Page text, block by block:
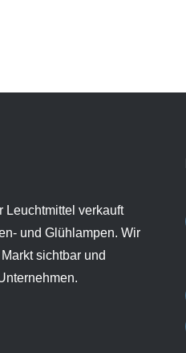
Leuchtmittel verkauft
und Glühlampen. Wir
sichtbar und